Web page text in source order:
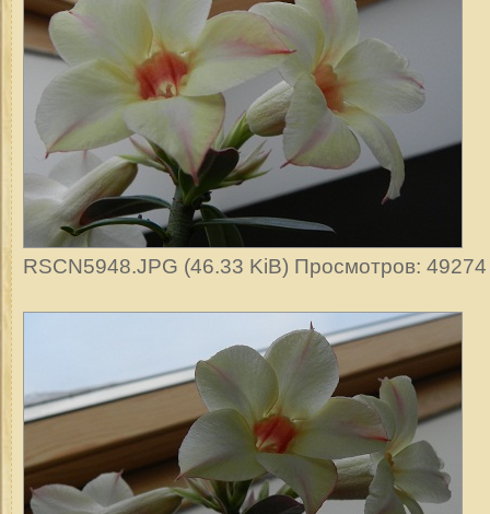
RSCN5948.JPG (46.33 KiB) Просмотров: 49274